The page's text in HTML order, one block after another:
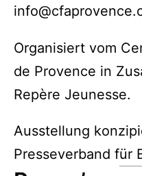
Organisiert vom
de Provence in
Repère Jeunesse.
Ausstellung
Presseverband für